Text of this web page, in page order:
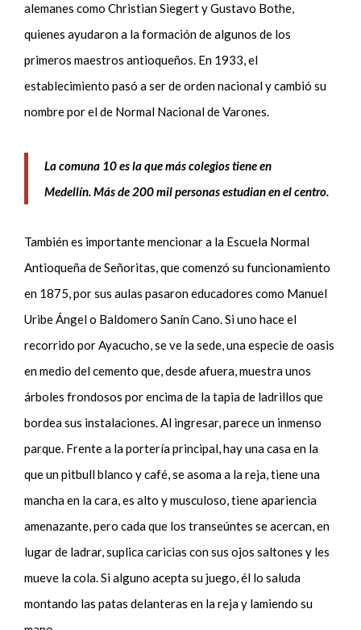
alemanes como ChristianSiegerty Gustavo Bothe,
quienes ayudaron a la formación de algunos de los
primeros maestros antioqueños. En 1933,el
establecimiento pasó a ser de orden nacionaly cambió su
nombre por el de Normal Nacional de Varones.
La comuna 10 es la que más colegios tiene en
Medellín. Más de 200 mil personas estudian en el centro.
También es importante mencionar a la Escuela Normal
Antioqueña de Señoritas, quecomenzó su funcionamiento
en 1875, por sus aulas pasaron educadores como Manuel
Uribe Ángel o BaldomeroSanín Cano. Si uno hace el
recorrido por Ayacucho, se ve la sede, una especie de oasis
en medio del cemento que, desde afuera,muestra unos
árboles frondosos por encima de la tapia de ladrillos que
bordeasus instalaciones. Al ingresar,parece un inmenso
parque. Frente a la portería principal, hay una casa en la
que un pitbull blanco y café,se asoma a la reja, tiene una
mancha en la cara, es alto y musculoso, tiene apariencia
amenazante, pero cada que los transeúntes se acercan, en
lugar de ladrar, suplica caricias con sus ojos saltones y les
mueve la cola. Si alguno acepta su juego, él lo saluda
montando las patas delanteras en la reja y lamiendo su